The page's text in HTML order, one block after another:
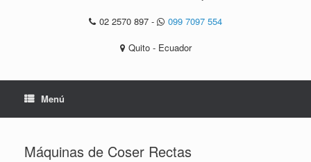
02 2570 897 -
099 7097 554
Quito - Ecuador
Menú
Máquinas de Coser Rectas